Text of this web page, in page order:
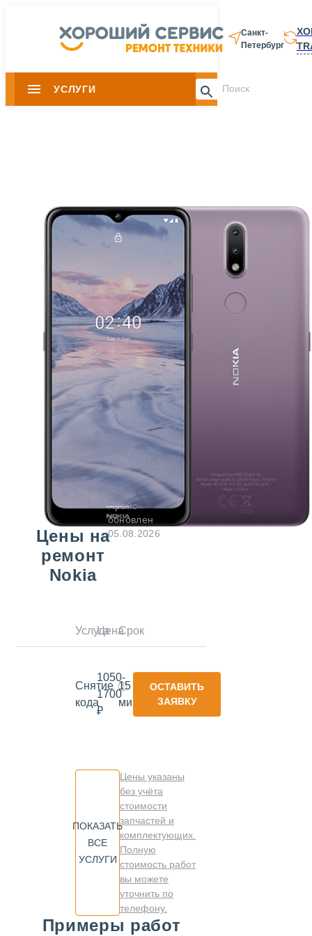
Санкт-
Петербург
УСЛУГИ 8 812 337-
Цены на
ремонт
Nokia
Прайс
обновлен
05.08.2026
УслугаЦенаСрок
Снятие
кода
1050-
1700
₽
15
минут
ОСТАВИТЬ
ЗАЯВКУ
ПОКАЗАТЬ
ВСЕ
УСЛУГИ
Цены указаны
без учёта
стоимости
запчастей и
комплектующих.
Полную
стоимость работ
вы можете
уточнить по
телефону.
Примеры работ